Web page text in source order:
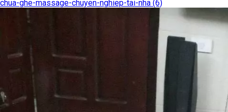
chua-ghe-massage-chuyen-nghiep-tai-nha (6)